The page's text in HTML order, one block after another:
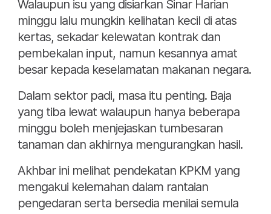
Walaupun isu yang disiarkan Sinar Harian
minggu lalu mungkin kelihatan kecil di atas
kertas, sekadar kelewatan kontrak dan
pembekalan input, namun kesannya amat
besar kepada keselamatan makanan negara.
Dalam sektor padi, masa itu penting. Baja
yang tiba lewat walaupun hanya beberapa
minggu boleh menjejaskan tumbesaran
tanaman dan akhirnya mengurangkan hasil.
Akhbar ini melihat pendekatan KPKM yang
mengakui kelemahan dalam rantaian
pengedaran serta bersedia menilai semula